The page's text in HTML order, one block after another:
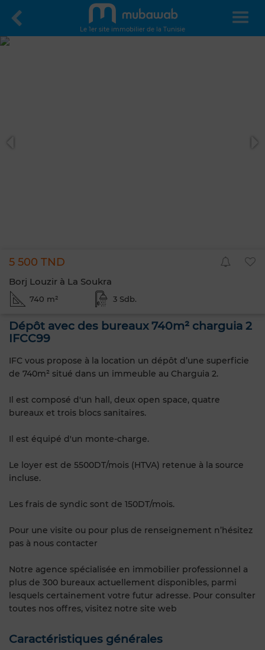
Le 1er site immobilier de la Tunisie
5 500 TND
Borj Louzir à La Soukra
740 m² 3 Sdb.
Dépôt avec des bureaux 740m² charguia 2
IFCC99
IFC vous propose à la location un dépôt d’une superficie
de 740m² situé dans un immeuble au Charguia 2.
Il est composé d'un hall, deux open space, quatre
bureaux et trois blocs sanitaires.
Il est équipé d'un monte-charge.
Le loyer est de 5500DT/mois (HTVA) retenue à la source
incluse.
Les frais de syndic sont de 150DT/mois.
Pour une visite ou pour plus de renseignement n’hésitez
pas à nous contacter
Notre agence spécialisée en immobilier professionnel a
plus de 300 bureaux actuellement disponibles, parmi
lesquels certainement votre futur adresse. Pour consulter
toutes nos offres, visitez notre site web
Caractéristiques générales